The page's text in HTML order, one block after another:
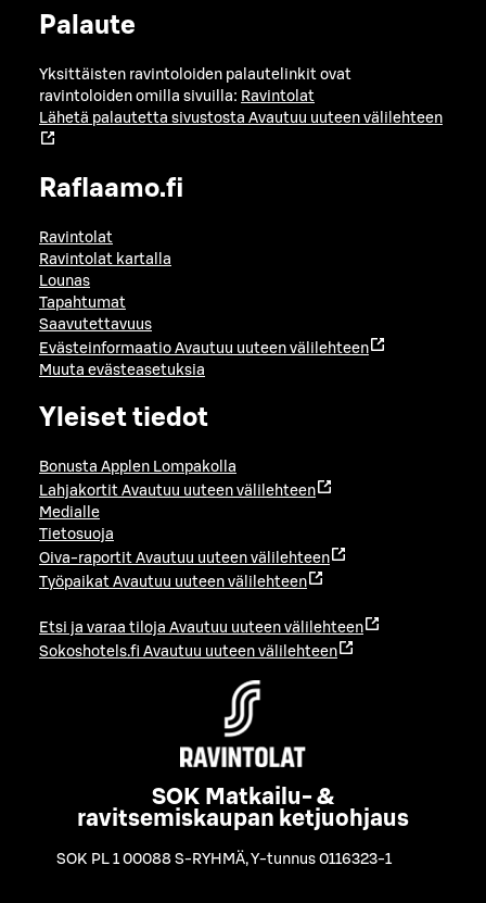
Palaute
Yksittäisten ravintoloiden palautelinkit ovat
ravintoloiden omilla sivuilla: Ravintolat
Lähetä palautetta sivustosta Avautuu uuteen välilehteen
Raflaamo.fi
Ravintolat
Ravintolat kartalla
Lounas
Tapahtumat
Saavutettavuus
Evästeinformaatio Avautuu uuteen välilehteen
Muuta evästeasetuksia
Yleiset tiedot
Bonusta Applen Lompakolla
Lahjakortit Avautuu uuteen välilehteen
Medialle
Tietosuoja
Oiva-raportit Avautuu uuteen välilehteen
Työpaikat Avautuu uuteen välilehteen
Etsi ja varaa tiloja Avautuu uuteen välilehteen
Sokoshotels.fi Avautuu uuteen välilehteen
SOK Matkailu- &
ravitsemiskaupan ketjuohjaus
SOK PL 1 00088 S-RYHMÄ,Y-tunnus 0116323-1